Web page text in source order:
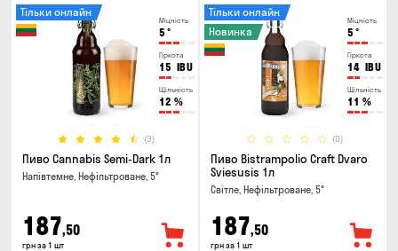
Міцність
5 °
Гіркота
15 IBU
Щільність
12 %
(3)
Тільки онлайн
Пиво Cannabis Semi-Dark 1л
Напівтемне, Нефільтроване, 5°
187,50
грн за 1 шт
Міцність
5 °
Гіркота
14 IBU
Щільність
11 %
(0)
Тільки онлайн
Новинка
Пиво Bistrampolio Craft Dvaro
Sviesusis 1л
Світле, Нефільтроване, 5°
187,50
грн за 1 шт